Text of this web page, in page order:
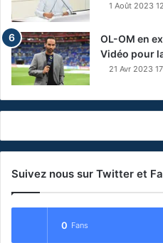
1 Août 2023
OL-OM en
Vidéo pour
21 Avr 2023
Suivez nous sur Twitter et
0 Fans